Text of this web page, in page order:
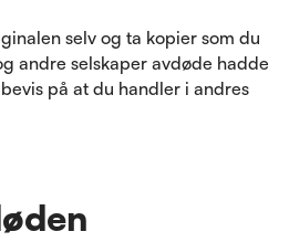
selv og ta kopier som du
andre selskaper avdøde hadde
på at du handler i andres